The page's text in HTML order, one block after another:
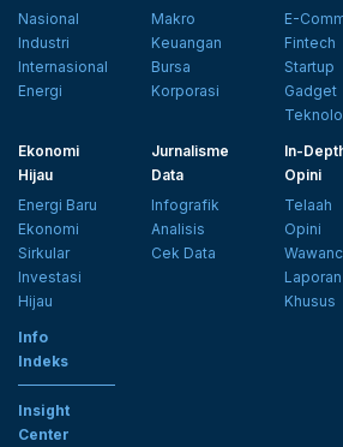
Nasional
Industri
Internasional
Energi
Makro
Keuangan
Bursa
Korporasi
E-
Fintech
Startup
Gadget
Ekonomi
Hijau
Energi Baru
Ekonomi
Sirkular
Investasi
Hijau
Jurnalisme
Data
Infografik
Analisis
Cek Data
In-
Opini
Telaah
Opini
Laporan
Khusus
Info
Indeks
Insight
Center